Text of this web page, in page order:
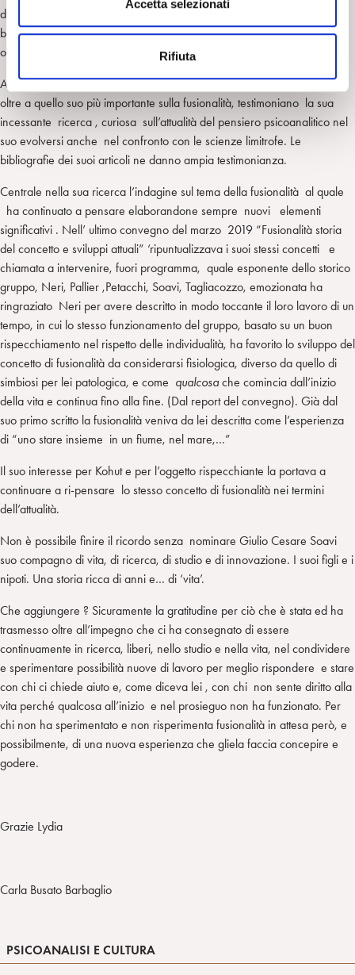
e
n
s
Accetta selezionati
Rifiuta
del ‘giusto’ avendo sviluppato uno spirito particolarmente attento ai
bisogni e alle istanze di libertà, insieme ad una sua personale
originalità di pensiero.
Alcuni suoi testi sulla noia, la vergogna e l’idealizzazione dell’analista
oltre a quello suo più importante sulla fusionalità, testimoniano la sua
incessante ricerca , curiosa sull’attualità del pensiero psicoanalitico nel
suo evolversi anche nel confronto con le scienze limitrofe. Le
bibliografie dei suoi articoli ne danno ampia testimonianza.
Centrale nella sua ricerca l’indagine sul tema della fusionalità al quale
ha continuato a pensare elaborandone sempre nuovi elementi
significativi . Nell’ ultimo convegno del marzo 2019 “Fusionalità storia
del concetto e sviluppi attuali” ‘ripuntualizzava i suoi stessi concetti e
chiamata a intervenire, fuori programma, quale esponente dello storico
gruppo, Neri, Pallier ,Petacchi, Soavi, Tagliacozzo, emozionata ha
ringraziato Neri per avere descritto in modo toccante il loro lavoro di un
tempo, in cui lo stesso funzionamento del gruppo, basato su un buon
rispecchiamento nel rispetto delle individualità, ha favorito lo sviluppo del
concetto di fusionalità da considerarsi fisiologica, diverso da quello di
simbiosi per lei patologica, e come qualcosache comincia dall’inizio
della vita e continua fino alla fine. (Dal report del convegno). Già dal
suo primo scritto la fusionalità veniva da lei descritta come l’esperienza
di “uno stare insieme in un fiume, nel mare,…”
Il suo interesse per Kohut e per l’oggetto rispecchiante la portava a
continuare a ri-pensare lo stesso concetto di fusionalità nei termini
dell’attualità.
Non è possibile finire il ricordo senza nominare Giulio Cesare Soavi
suo compagno di vita, di ricerca, di studio e di innovazione. I suoi figli e i
nipoti. Una storia ricca di anni e… di ‘vita’.
Che aggiungere ? Sicuramente la gratitudine per ciò che è stata ed ha
trasmesso oltre all’impegno che ci ha consegnato di essere
continuamente in ricerca, liberi, nello studio e nella vita, nel condividere
e sperimentare possibilità nuove di lavoro per meglio rispondere e stare
con chi ci chiede aiuto e, come diceva lei , con chi non sente diritto alla
vita perché qualcosa all’inizio e nel prosieguo non ha funzionato. Per
chi non ha sperimentato e non risperimenta fusionalità in attesa però, e
possibilmente, di una nuova esperienza che gliela faccia concepire e
godere.
Grazie Lydia
Carla Busato Barbaglio
PSICOANALISI E CULTURA